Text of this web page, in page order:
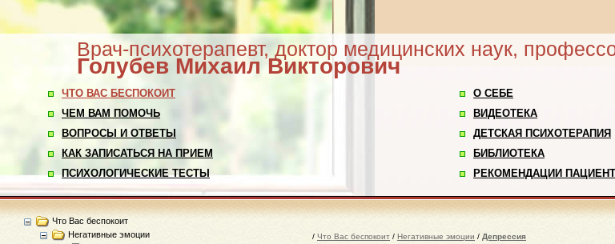
Врач-психотерапевт, доктор медицинских наук,
Голубев Михаил Викторович
ЧТО ВАС БЕСПОКОИТ
О СЕБЕ
ЧЕМ ВАМ ПОМОЧЬ
ВИДЕОТЕКА
ВОПРОСЫ И ОТВЕТЫ
ДЕТСКАЯ ПСИХОТЕРАПИЯ
КАК ЗАПИСАТЬСЯ НА ПРИЕМ
БИБЛИОТЕКА
ПСИХОЛОГИЧЕСКИЕ ТЕСТЫ
РЕКОМЕНДАЦИИ
/ Что Вас беспокоит / Негативные эмоции / Депрессия
Что Вас беспокоит
Негативные эмоции